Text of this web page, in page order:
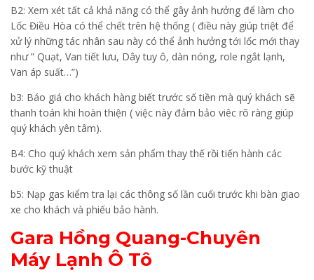
B2: Xem xét tất cả khả năng có thể gây ảnh hưởng để làm cho
Lốc Điều Hòa có thể chết trên hệ thống ( điều này giúp triệt để
xử lý những tác nhân sau này có thể ảnh hưởng tới lốc mới thay
như ” Quạt, Van tiết lưu, Dây tuy ô, dàn nóng, role ngắt lạnh,
Van áp suất…”)
b3: Báo giá cho khách hàng biết trước số tiền mà quý khách sẽ
thanh toán khi hoàn thiện ( việc này đảm bảo viêc rõ ràng giúp
quý khách yên tâm).
B4: Cho quý khách xem sản phẩm thay thế rồi tiến hành các
bước kỹ thuật
b5: Nạp gas kiểm tra lại các thông số lần cuối trước khi bàn giao
xe cho khách và phiếu bảo hành.
Gara Hồng Quang-Chuyên
Máy Lạnh Ô Tô